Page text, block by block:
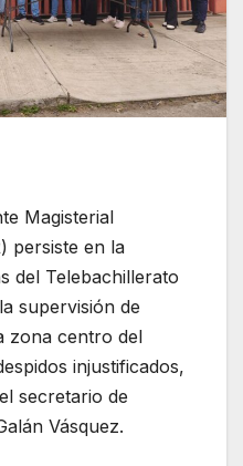
Magisterial
persiste en la
del Telebachillerato
supervisión de
zona centro del
injustificados,
secretario de
Vásquez.